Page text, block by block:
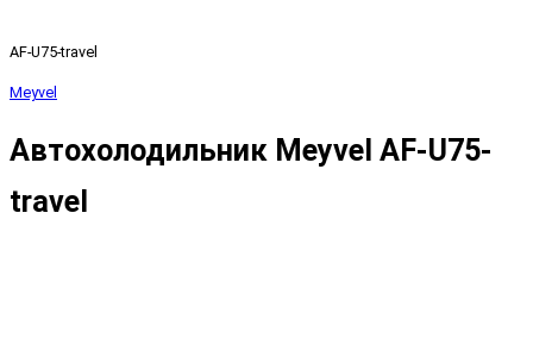
AF-U75-travel
Meyvel
Автохолодильник Meyvel AF-U75-
travel